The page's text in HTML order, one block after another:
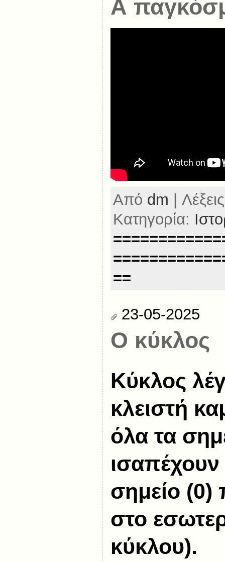
Α
Από dm |
Κατηγορία:
==
23-05-2025
Ο κύκλος
Κύκλος
κλειστή
όλα τα
σημείο (0)
στο
κύκλου).